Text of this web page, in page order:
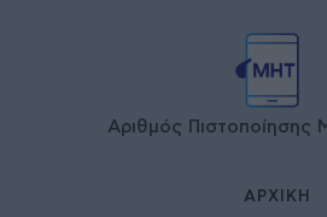
Αριθμός Πιστοποίησης
ΑΡΧΙΚΉ